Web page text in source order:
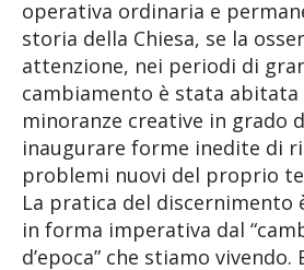
operativa ordinaria e
storia della Chiesa, se la
attenzione, nei periodi di
cambiamento è stata abitata
minoranze creative in grado
inaugurare forme inedite di
problemi nuovi del proprio
La pratica del discernimento
in forma imperativa dal
d’epoca” che stiamo vivendo.